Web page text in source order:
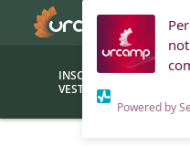
Powered by
INSCRIÇÕES
VESTIBULAR